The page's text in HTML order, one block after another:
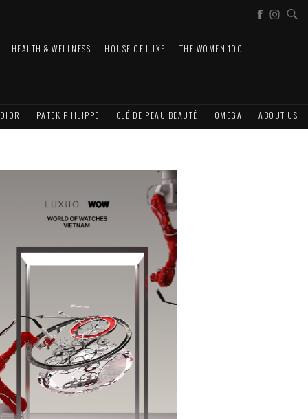
HEALTH & WELLNESS HOUSE OF LUXE THE WOMEN 100
DIOR PATEK PHILIPPE CLÉ DE PEAU BEAUTÉ OMEGA ABOUT US